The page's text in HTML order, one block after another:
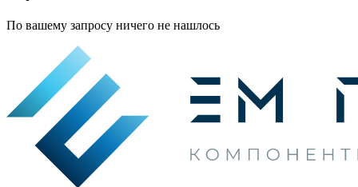
По вашему запросу ничего не нашлось